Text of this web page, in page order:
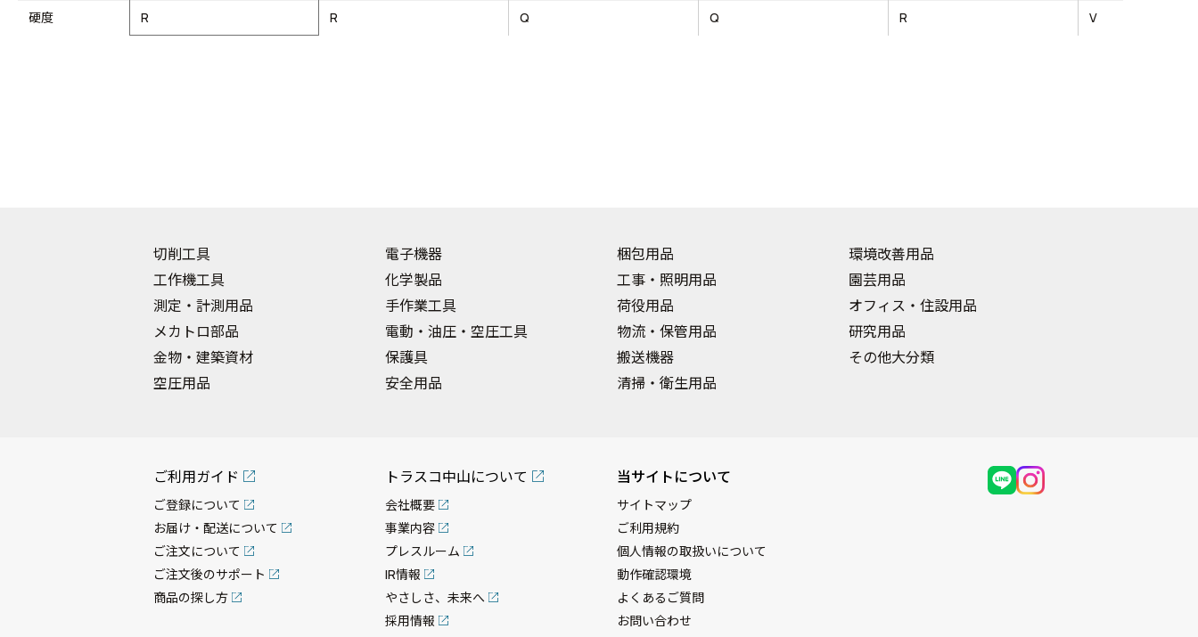
硬度
R R Q Q R V
切削工具
工作機工具
測定・計測用品
メカトロ部品
金物・建築資材
空圧用品
電子機器
化学製品
手作業工具
電動・油圧・空圧工具
保護具
安全用品
梱包用品
工事・照明用品
荷役用品
物流・保管用品
搬送機器
清掃・衛生用品
環境改善用品
園芸用品
オフィス・住設用品
研究用品
その他大分類
ご利用ガイド
ご登録について
お届け・配送について
ご注文について
ご注文後のサポート
商品の探し方
トラスコ中山について
会社概要
事業内容
プレスルーム
IR情報
やさしさ、未来へ
採用情報
当サイトについて
サイトマップ
ご利用規約
個人情報の取扱いについて
動作確認環境
よくあるご質問
お問い合わせ